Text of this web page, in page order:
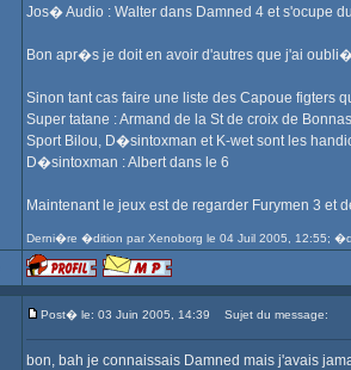
Jos� Audio : Walter dans Damned 4 et s'ocupe
Bon apr�s je doit en avoir d'autres que j'ai
Sinon tant cas faire une liste des Capoue figters
Super tatane : Armand de la St de croix de
Sport Bilou, D�sintoxman et K-wet sont les
D�sintoxman : Albert dans le 6
Maintenant le jeux est de regarder Furymen 3 et
Derni�re �dition par Xenoborg le 04 Juil 2005, 12:55;
Post� le: 03 Juin 2005, 14:39 Sujet du message:
bon, bah je connaissais Damned mais j'avais